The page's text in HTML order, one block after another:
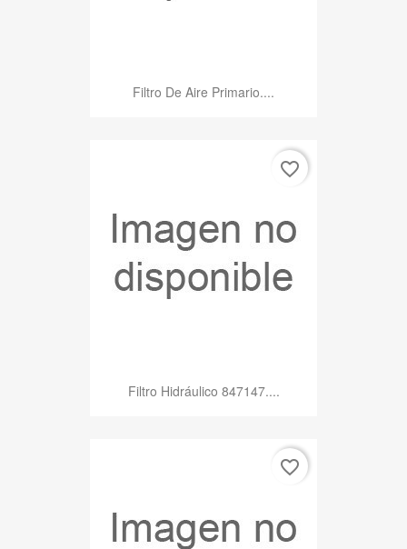
Filtro De Aire Primario....
Filtro Hidráulico 847147....
favorite_border
favorite_border